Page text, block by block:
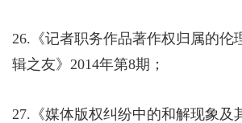
26. 《记者职务作品著作权归属的伦
辑之友》 2014年第8期；
27. 《媒体版权纠纷中的和解现象及